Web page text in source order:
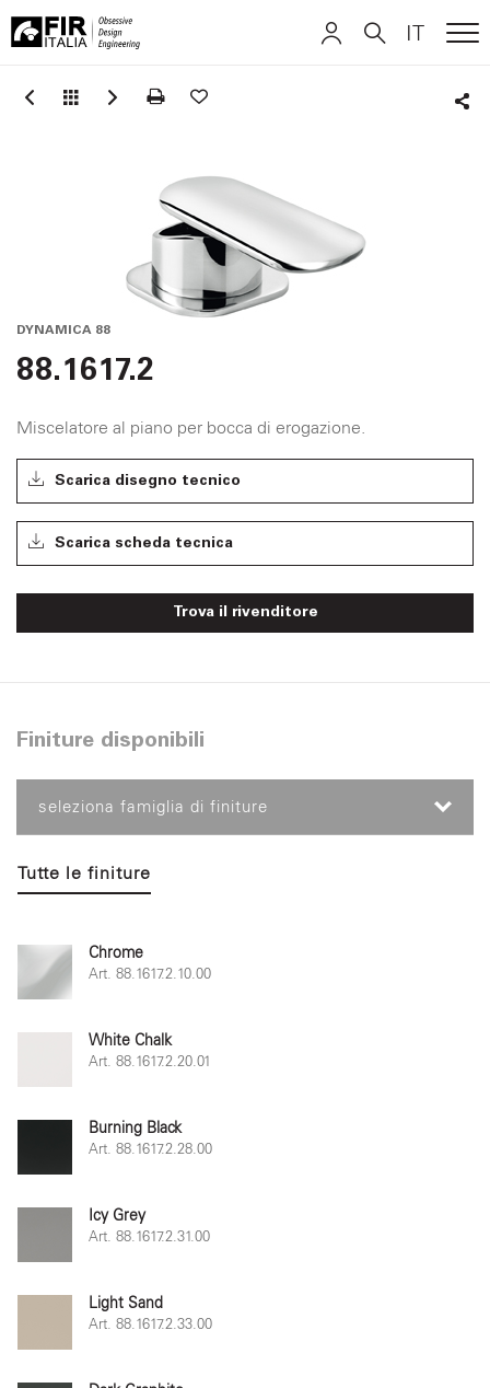
Italia
IT
DYNAMICA 88
88.1617.2
Miscelatore al piano per bocca di erogazione.
Scarica disegno tecnico
Scarica scheda tecnica
Trova il rivenditore
Finiture disponibili
seleziona famiglia di finiture
Tutte le finiture
Chrome
Art. 88.1617.2.10.00
White Chalk
Art. 88.1617.2.20.01
Burning Black
Art. 88.1617.2.28.00
Icy Grey
Art. 88.1617.2.31.00
Light Sand
Art. 88.1617.2.33.00
DEUTSCH
DEUTSCH